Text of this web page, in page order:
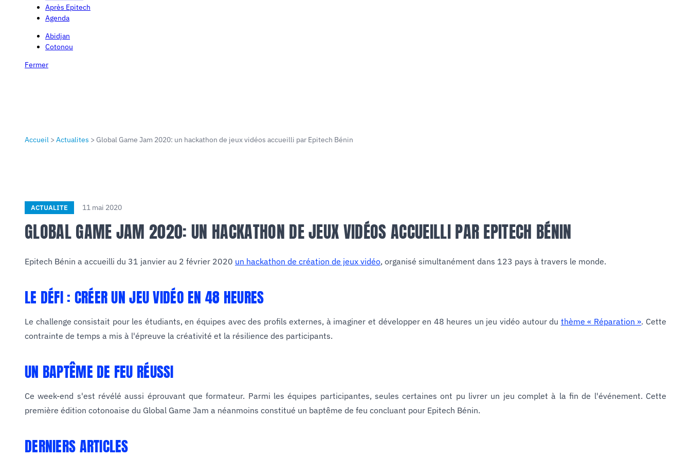
Après Epitech
Agenda
Abidjan
Cotonou
Fermer
Accueil > Actualites > Global Game Jam 2020: un hackathon de jeux vidéos accueilli par Epitech Bénin
ACTUALITE 11 mai 2020
GLOBAL GAME JAM 2020: UN HACKATHON DE JEUX VIDÉOS ACCUEILLI PAR EPITECH BÉNIN
Epitech Bénin a accueilli du 31 janvier au 2 février 2020 un hackathon de création de jeux vidéo, organisé simultanément dans 123 pays à travers le monde.
LE DÉFI : CRÉER UN JEU VIDÉO EN 48 HEURES
Le challenge consistait pour les étudiants, en équipes avec des profils externes, à imaginer et développer en 48 heures un jeu vidéo autour du thème « Réparation ». Cette
contrainte de temps a mis à l'épreuve la créativité et la résilience des participants.
UN BAPTÊME DE FEU RÉUSSI
Ce week-end s'est révélé aussi éprouvant que formateur. Parmi les équipes participantes, seules certaines ont pu livrer un jeu complet à la fin de l'événement. Cette
première édition cotonoaise du Global Game Jam a néanmoins constitué un baptême de feu concluant pour Epitech Bénin.
DERNIERS ARTICLES